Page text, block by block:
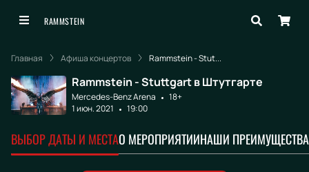
RAMMSTEIN
Главная Афиша концертов Rammstein - Stut...
Rammstein - Stuttgart в Штутгарте
Mercedes-Benz Arena
18+
1 июн. 2021
19:00
ВЫБОР ДАТЫ И МЕСТАО МЕРОПРИЯТИИНАШИ ПРЕИМУЩЕСТВА